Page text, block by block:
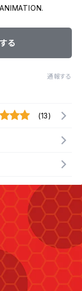
る
通報する
(13)